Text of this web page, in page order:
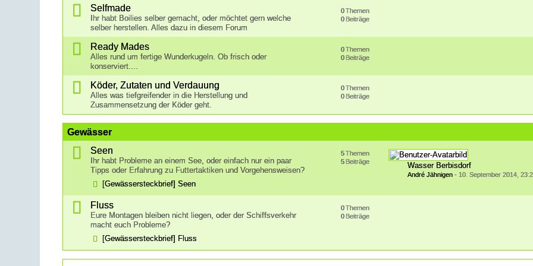
Selfmade
Ihr habt Boilies selber gemacht, oder möchtet gern welche
selber herstellen. Alles dazu in diesem Forum
Themen
0
Beiträge
0
Ready Mades
Alles rund um fertige Wunderkugeln. Ob frisch oder
konserviert....
Themen
0
Beiträge
0
Köder, Zutaten und Verdauung
Alles was tiefgreifender in die Herstellung und
Zusammensetzung der Köder geht.
Themen
0
Beiträge
0
Gewässer
Seen
Ihr habt Probleme an einem See, oder einfach nur ein paar
Tipps oder Erfahrung zu Futtertaktiken und Vorgehensweisen?
Themen
5
Beiträge
5 Wasser Berbisdorf
André Jähnigen - 10. September 2014,
[Gewässersteckbrief] Seen
Fluss
Eure Montagen bleiben nicht liegen, oder der Schiffsverkehr
macht euch Probleme?
Themen
0
Beiträge
0
[Gewässersteckbrief] Fluss